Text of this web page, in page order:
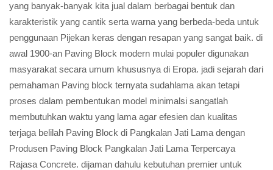
yang banyak-banyak kita jual dalam berbagai bentuk dan
karakteristik yang cantik serta warna yang berbeda-beda untuk
penggunaan Pijekan keras dengan resapan yang sangat baik. di
awal 1900-an Paving Block modern mulai populer digunakan
masyarakat secara umum khususnya di Eropa. jadi sejarah dari
pemahaman Paving block ternyata sudahlama akan tetapi
proses dalam pembentukan model minimalsi sangatlah
membutuhkan waktu yang lama agar efesien dan kualitas
terjaga belilah Paving Block di Pangkalan Jati Lama dengan
Produsen Paving Block Pangkalan Jati Lama Terpercaya
Rajasa Concrete. dijaman dahulu kebutuhan premier untuk